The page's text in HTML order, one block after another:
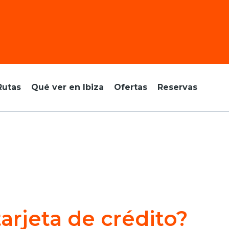
Qué ver en Ibiza Ofertas Reservas
de crédito?